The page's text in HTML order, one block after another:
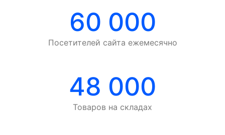
60 000
Посетителей сайта ежемесячно
48 000
Товаров на складах